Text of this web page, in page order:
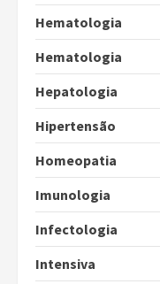
Hematologia
Hematologia
Hepatologia
Hipertensão
Homeopatia
Imunologia
Infectologia
Intensiva